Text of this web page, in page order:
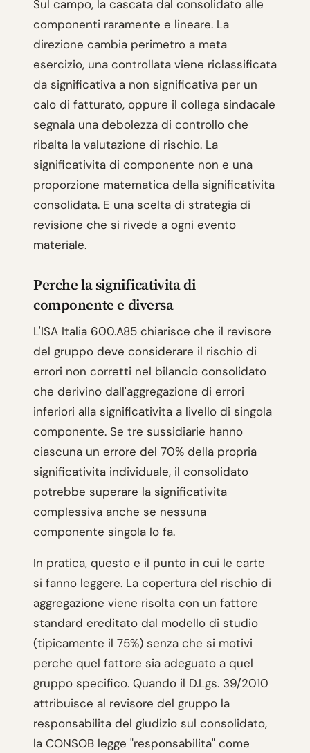
Sul campo, la cascata dal consolidato alle
componenti raramente e lineare. La
direzione cambia perimetro a meta
esercizio, una controllata viene riclassificata
da significativa a non significativa per un
calo di fatturato, oppure il collega sindacale
segnala una debolezza di controllo che
ribalta la valutazione di rischio. La
significativita di componente non e una
proporzione matematica della significativita
consolidata. E una scelta di strategia di
revisione che si rivede a ogni evento
materiale.
Perche la significativita di
componente e diversa
L'ISA Italia 600.A85 chiarisce che il revisore
del gruppo deve considerare il rischio di
errori non corretti nel bilancio consolidato
che derivino dall'aggregazione di errori
inferiori alla significativita a livello di singola
componente. Se tre sussidiarie hanno
ciascuna un errore del 70% della propria
significativita individuale, il consolidato
potrebbe superare la significativita
complessiva anche se nessuna
componente singola lo fa.
In pratica, questo e il punto in cui le carte
si fanno leggere. La copertura del rischio di
aggregazione viene risolta con un fattore
standard ereditato dal modello di studio
(tipicamente il 75%) senza che si motivi
perche quel fattore sia adeguato a quel
gruppo specifico. Quando il D.Lgs. 39/2010
attribuisce al revisore del gruppo la
responsabilita del giudizio sul consolidato,
la CONSOB legge "responsabilita" come